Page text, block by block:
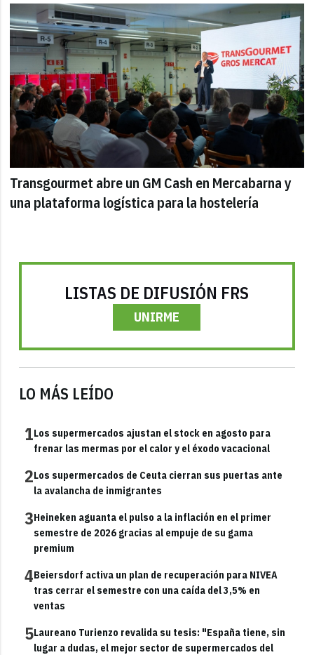
Transgourmet abre un GM Cash en Mercabarna y
una plataforma logística para la hostelería
LISTAS DE DIFUSIÓN FRS
UNIRME
LO MÁS LEÍDO
1Los supermercados ajustan el stock en agosto para
frenar las mermas por el calor y el éxodo vacacional
2Los supermercados de Ceuta cierran sus puertas ante
la avalancha de inmigrantes
3Heineken aguanta el pulso a la inflación en el primer
semestre de 2026 gracias al empuje de su gama
premium
4Beiersdorf activa un plan de recuperación para NIVEA
tras cerrar el semestre con una caída del 3,5% en
ventas
5Laureano Turienzo revalida su tesis: "España tiene, sin
lugar a dudas, el mejor sector de supermercados del